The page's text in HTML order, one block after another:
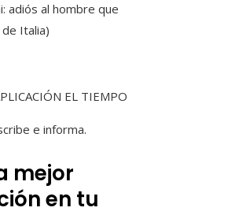
adiós al hombre que
Italia)
EL TIEMPO
e informa.
mejor
en tu